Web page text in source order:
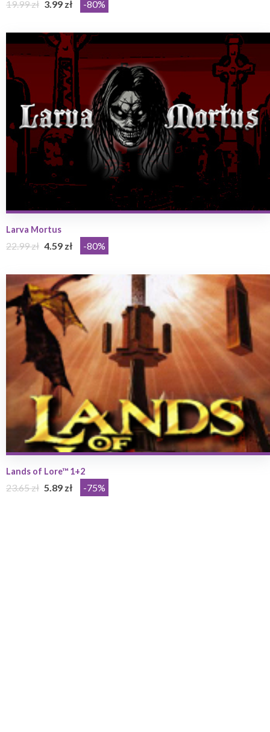
19.99 zł 3.99 zł -80%
Larva Mortus
22.99 zł 4.59 zł -80%
Lands of Lore™ 1+2
23.65 zł 5.89 zł -75%